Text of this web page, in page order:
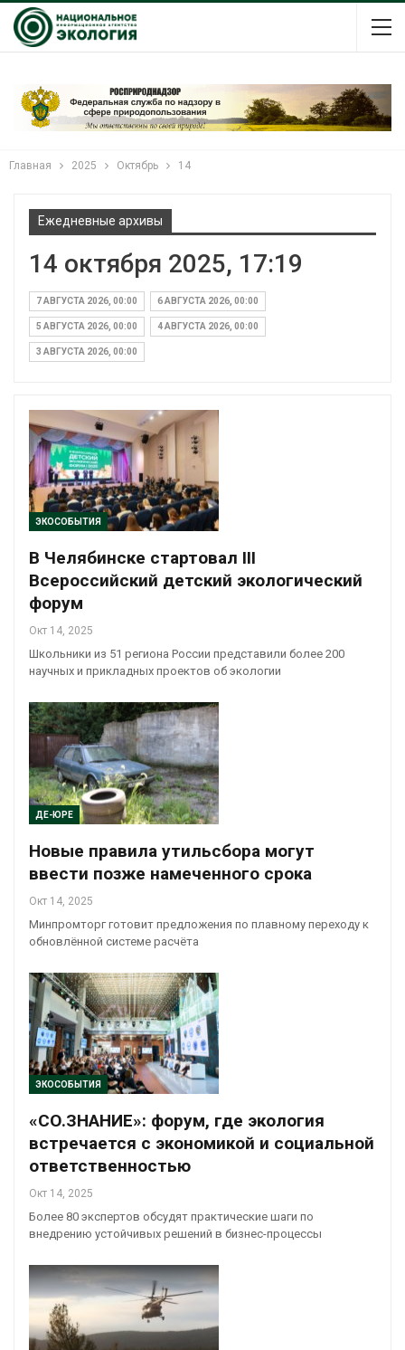
Главная 2025 Октябрь 14
Ежедневные архивы
14 октября 2025, 17:19
7 АВГУСТА 2026, 00:00 6 АВГУСТА 2026, 00:00
5 АВГУСТА 2026, 00:00 4 АВГУСТА 2026, 00:00
3 АВГУСТА 2026, 00:00
ЭКОСОБЫТИЯ
В Челябинске стартовал III
Всероссийский детский экологический
форум
Окт 14, 2025
Школьники из 51 региона России представили более 200
научных и прикладных проектов об экологии
ДЕ-ЮРЕ
Новые правила утильсбора могут
ввести позже намеченного срока
Окт 14, 2025
Минпромторг готовит предложения по плавному переходу к
обновлённой системе расчёта
ЭКОСОБЫТИЯ
«СО.ЗНАНИЕ»: форум, где экология
встречается с экономикой и социальной
ответственностью
Окт 14, 2025
Более 80 экспертов обсудят практические шаги по
внедрению устойчивых решений в бизнес-процессы